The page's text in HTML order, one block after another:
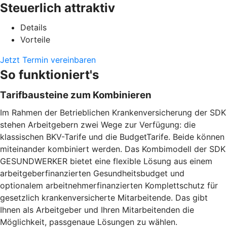
Steuerlich attraktiv
Details
Vorteile
Jetzt Termin vereinbaren
So funktioniert's
Tarifbausteine zum Kombinieren
Im Rahmen der Betrieblichen Krankenversicherung der SDK
stehen Arbeitgebern zwei Wege zur Verfügung: die
klassischen BKV-Tarife und die BudgetTarife. Beide können
miteinander kombiniert werden. Das Kombimodell der SDK
GESUNDWERKER bietet eine flexible Lösung aus einem
arbeitgeberfinanzierten Gesundheitsbudget und
optionalem arbeitnehmerfinanzierten Komplettschutz für
gesetzlich krankenversicherte Mitarbeitende. Das gibt
Ihnen als Arbeitgeber und Ihren Mitarbeitenden die
Möglichkeit, passgenaue Lösungen zu wählen.